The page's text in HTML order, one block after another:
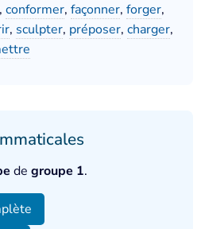
, conformer, façonner, forger,
, sculpter, préposer, charger,
de groupe 1.